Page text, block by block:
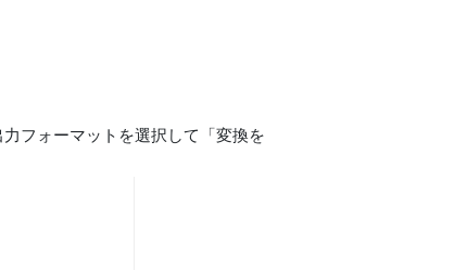
フォーマットを選択して「変換を